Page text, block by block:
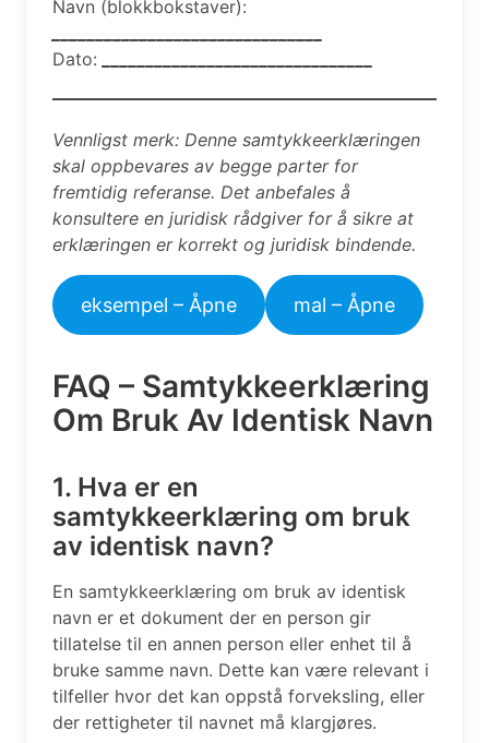
Navn (blokkbokstaver):
Dato:
Vennligst merk: Denne samtykkeerklæringen
skal oppbevares av begge parter for
fremtidig referanse. Det anbefales å
konsultere en juridisk rådgiver for å sikre at
erklæringen er korrekt og juridisk bindende.
eksempel – Åpne mal – Åpne
FAQ – Samtykkeerklæring
Om Bruk Av Identisk Navn
1. Hva er en
samtykkeerklæring om bruk
av identisk navn?
En samtykkeerklæring om bruk av identisk
navn er et dokument der en person gir
tillatelse til en annen person eller enhet til å
bruke samme navn. Dette kan være relevant i
tilfeller hvor det kan oppstå forveksling, eller
der rettigheter til navnet må klargjøres.